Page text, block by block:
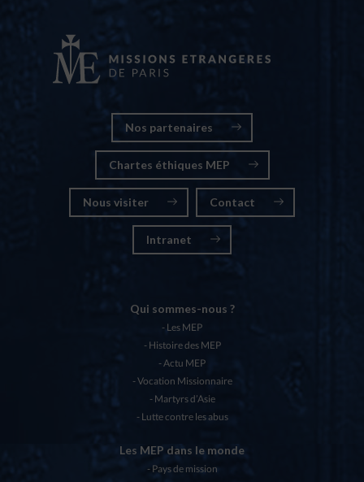
Nos partenaires
Chartes éthiques MEP
Nous visiter Contact
Intranet
Qui sommes-nous ?
Les MEP
Histoire des MEP
Actu MEP
Vocation Missionnaire
Martyrs d’Asie
Lutte contre les abus
Les MEP dans le monde
Pays de mission